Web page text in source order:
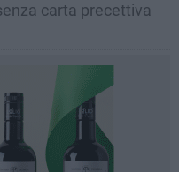
carta precettiva